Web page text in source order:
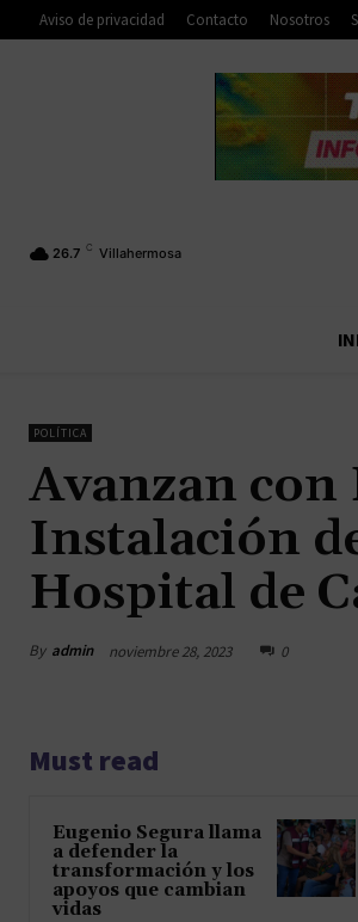
Aviso de privacidad Contacto Nosotros
26.7 C Villahermosa
POLÍTICA
Avanzan
Instalación
Hospital de
By admin noviembre 28, 2023 0
Must read
Eugenio Segura llama
a defender la
transformación y los
apoyos que cambian
vidas